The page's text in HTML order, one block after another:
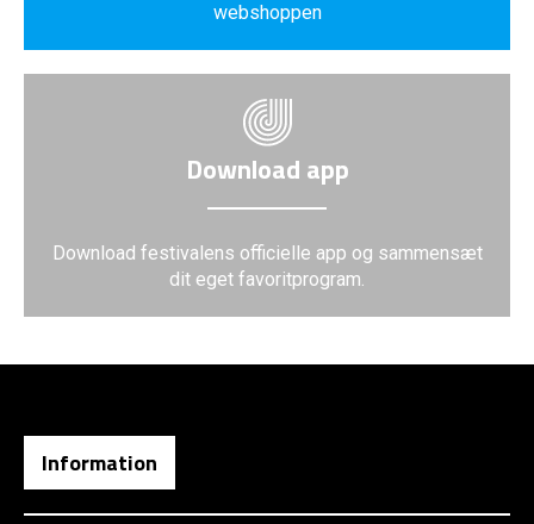
webshoppen
Download app
Download festivalens officielle app og sammensæt
dit eget favoritprogram.
Information